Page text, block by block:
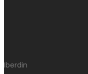
Iberdin